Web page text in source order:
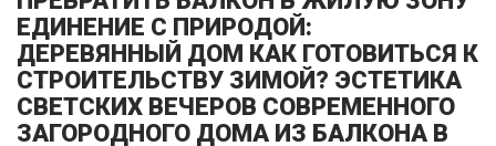
ЕДИНЕНИЕ С ПРИРОДОЙ:
ДЕРЕВЯННЫЙ ДОМ КАК ГОТОВИТЬСЯ К
СТРОИТЕЛЬСТВУ ЗИМОЙ? ЭСТЕТИКА
СВЕТСКИХ ВЕЧЕРОВ СОВРЕМЕННОГО
ЗАГОРОДНОГО ДОМА ИЗ БАЛКОНА В